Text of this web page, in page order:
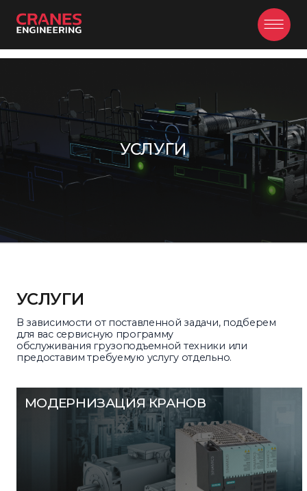
УСЛУГИ
УСЛУГИ
В зависимости от поставленной задачи, подберем
для вас сервисную программу
обслуживания грузоподъемной техники или
предоставим требуемую услугу отдельно.
МОДЕРНИЗАЦИЯ КРАНОВ